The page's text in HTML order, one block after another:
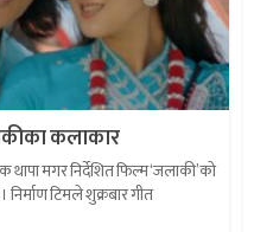
कलाकार
मगर निर्देशित फिल्म ‘जलाकी’को
टिमले शुक्रबार गीत